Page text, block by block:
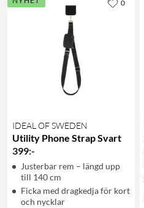
IDEAL OF SWEDEN
Utility Phone Strap Svart
399:-
Justerbar rem – längd upp
till 140 cm
Ficka med dragkedja för kort
och nycklar
0